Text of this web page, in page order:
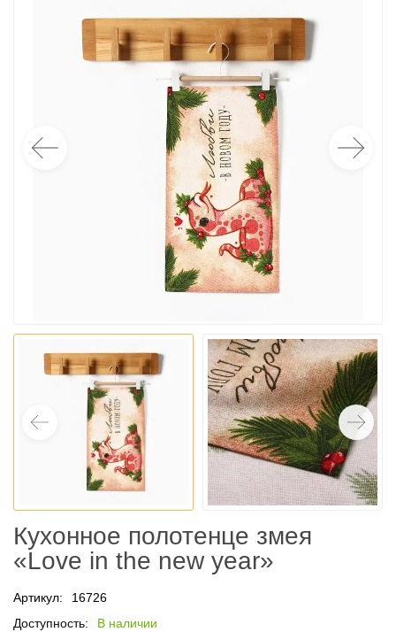
Кухонное полотенце змея
«Love in the new year»
Артикул:
16726
Доступность:
В наличии